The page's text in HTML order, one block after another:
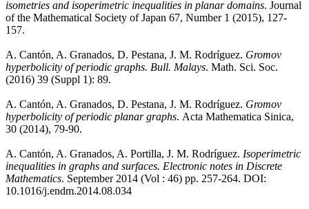
isometries and isoperimetric inequalities in planar domains. Journal
of the Mathematical Society of Japan 67, Number 1 (2015), 127-
157.
A. Cantón, A. Granados, D. Pestana, J. M. Rodríguez. Gromov
hyperbolicity of periodic graphs. Bull. Malays. Math. Sci. Soc.
(2016) 39 (Suppl 1): 89.
A. Cantón, A. Granados, D. Pestana, J. M. Rodríguez. Gromov
hyperbolicity of periodic planar graphs. Acta Mathematica Sinica,
30 (2014), 79-90.
A. Cantón, A. Granados, A. Portilla, J. M. Rodríguez. Isoperimetric
inequalities in graphs and surfaces. Electronic notes in Discrete
Mathematics. September 2014 (Vol : 46) pp. 257-264. DOI:
10.1016/j.endm.2014.08.034